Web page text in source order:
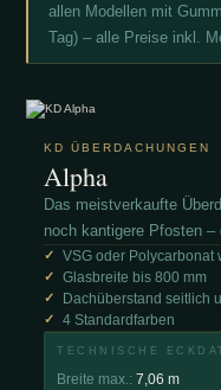
allen Modellen mit
Tag) – alle Preise inkl.
KD ÜBERDACHUNGEN
Alpha
Das meistverkaufte
noch kantigere Pfosten
VSG oder Polycarbonat
Glasbreite bis 800 mm
Dachüberstand seitlich
4 Standardfarben
TECHNISCHE
Breite max.:7,06 m